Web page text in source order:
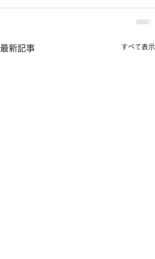
最新記事 すべて表示